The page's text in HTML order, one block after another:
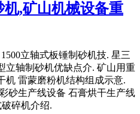
,矿山机械设备重
立轴式板锤制砂机技. 星三
立轴制砂机优缺点介. 矿山用重
机 雷蒙磨粉机结构组成示意.
砂生产线设备 石膏烘干生产线
破碎机介绍.